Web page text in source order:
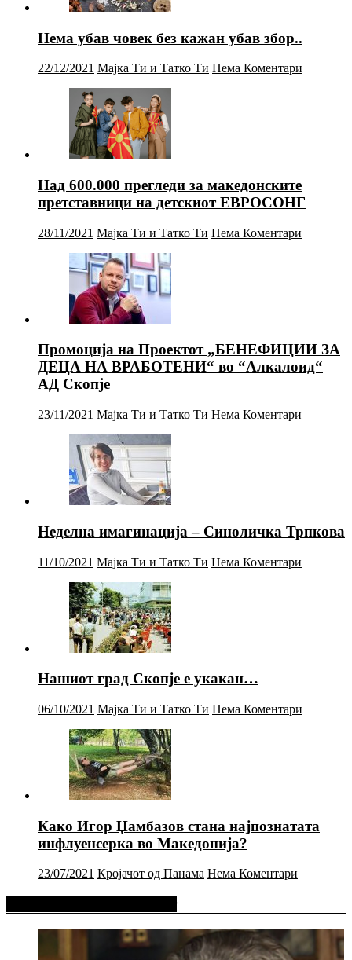
Нема убав човек без кажан убав збор..
22/12/2021 Мајка Ти и Татко Ти Нема Коментари
Над 600.000 прегледи за македонските
претставници на детскиот ЕВРОСОНГ
28/11/2021 Мајка Ти и Татко Ти Нема Коментари
Промоција на Проектот „БЕНЕФИЦИИ ЗА
ДЕЦА НА ВРАБОТЕНИ“ во “Алкалоид“
АД Скопје
23/11/2021 Мајка Ти и Татко Ти Нема Коментари
Неделна имагинација – Синоличка Трпкова
11/10/2021 Мајка Ти и Татко Ти Нема Коментари
Нашиот град Скопје е укакан…
06/10/2021 Мајка Ти и Татко Ти Нема Коментари
Како Игор Џамбазов стана најпознатата
инфлуенсерка во Македонија?
23/07/2021 Кројачот од Панама Нема Коментари